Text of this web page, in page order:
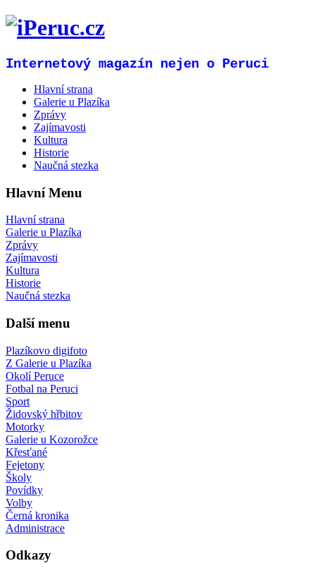
Internetový magazín nejen o Peruci
Hlavní strana
Galerie u Plazíka
Zprávy
Zajímavosti
Kultura
Historie
Naučná stezka
Hlavní Menu
Hlavní strana
Galerie u Plazíka
Zprávy
Zajímavosti
Kultura
Historie
Naučná stezka
Další menu
Plazíkovo digifoto
Z Galerie u Plazíka
Okolí Peruce
Fotbal na Peruci
Sport
Židovský hřbitov
Motorky
Galerie u Kozorožce
Křesťané
Fejetony
Školy
Povídky
Volby
Černá kronika
Administrace
Odkazy